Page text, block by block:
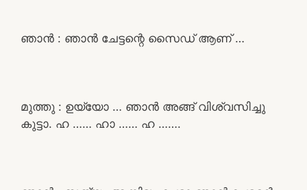
ഞാൻ : ഞാൻ ചേട്ടന്റെ സൈഡ് ആണ് …
മുത്തു : ഉയ്യോ … ഞാൻ അങ്ങ് വിശ്വസിച്ചു
കുട്ടാ. ഹ …… ഹാ …… ഹ …….